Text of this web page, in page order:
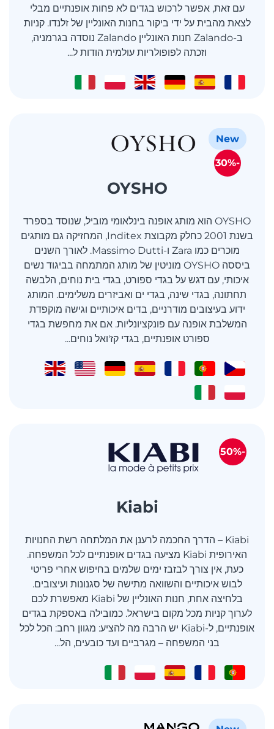
עם זאת, אפשר לרכוש בגדים לא פחות אופנתיים מבלי
לצאת מהבית על ידי ביקור בחנות האונליין של זלנדו. קניות
ב-Zalando חנות האונליין Zalando נוסדה בגרמניה,
וזכתה לפופולריות עולמית הודות ל...
OYSHO
OYSHO הוא מותג אופנה בינלאומי מוביל, שנוסד בספרד
בשנת 2001 כחלק מקבוצת Inditex, המחזיקה גם מותגים
מוכרים כמו Zara ו-Massimo Dutti. לאורך השנים
ביססה OYSHO מוניטין של מותג המתמחה בביגוד נשים
איכותי, עם דגש על בגדי ספורט, בגדי בית נוחים, הלבשה
תחתונה, בגדי שינה, בגדי ים ואביזרים משלימים. המותג
ידוע בעיצובים מודרניים, בדים איכותיים וגישה מוקפדת
המשלבת אופנה עם פונקציונליות. אם את מחפשת בגדי
ספורט אופנתיים, בגדי קז'ואל נוחים...
New
-30%
Kiabi
Kiabi – הדרך החכמה לרענן את המלתחה רשת החנויות
האירופית Kiabi מציעה בגדים אופנתיים לכל המשפחה.
כעת, אין צורך לבזבז ימים שלמים בחיפוש אחרי פריטי
לבוש איכותיים והשוואה מתישה של סגנונות ועיצובים.
בלחיצה אחת, חנות האונליין של Kiabi מאפשרת לכם
לערוך קניות מכל מקום בישראל. כמובילה באספקת בגדים
אופנתיים, ל-Kiabi יש הרבה מה להציע: מגוון רחב: הכל לכל
בני המשפחה – מגרביים ועד כובעים, הל...
-50%